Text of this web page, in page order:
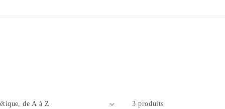
3 produits